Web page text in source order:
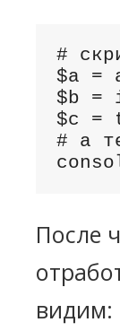
#
$a =
$b =
$c =
# а
После
видим: